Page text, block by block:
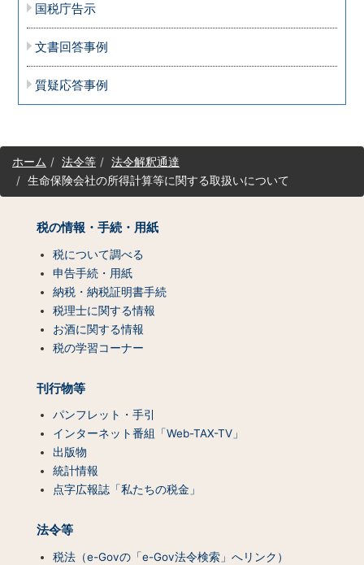
国税庁告示
文書回答事例
質疑応答事例
サ
イホーム 法令等
法令解釈通達
生命保険会社の所得計算等に関する取扱いについて
税の情報・手続・用紙
税について調べる
申告手続・用紙
納税・納税証明書手続
税理士に関する情報
お酒に関する情報
税の学習コーナー
刊行物等
パンフレット・手引
インターネット番組「Web-TAX-TV」
出版物
統計情報
点字広報誌「私たちの税金」
法令等
税法（e-Govの「e-Gov法令検索」へリンク）